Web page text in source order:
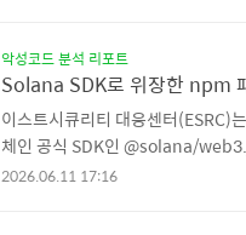
으로써 메일 게이트웨이의 첨부파일
점이 특징입니다. ESRC는 수집된
를 ..
는 코드에서 불러오는 즉시 외부 서
드를 내려받아 실행하며, 시스템의
취하는 인포스틸러와 원격 명령을
기능을 함께 갖추고 있습니다. 패
s-init 패키지는 인기 패키지인
악성코드 분석 리포트
이스트시큐리티 대응센터(ESRC)
체인 공식 SDK인 @solana/
성 npm 패키지 9종을 발견했습니
2026.06.11 17:16